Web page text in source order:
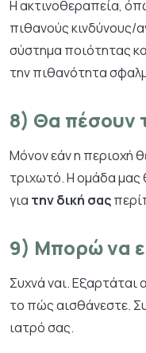
Η ακτινοθεραπεία,
πιθανούς κινδύνους/
σύστημα ποιότητας
την πιθανότητα
8) Θα πέσουν
Μόνον εάν η περιοχή
τριχωτό. Η ομάδα μας
για την δική σας
9) Μπορώ να
Συχνά ναι. Εξαρτάται
το πώς αισθάνεστε.
ιατρό σας.